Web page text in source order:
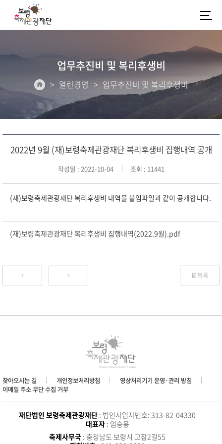
업무추진비 및 복리후생비
열린경영 업무추진비 및 복리후생비
2022년 9월 (재)보령축제관광재단 복리후생비 집행내역 공개
작성일 : 2022-10-04 조회 : 11441
(재)보령축제관광재단 복리후생비 내역을 붙임파일과 같이 공개합니다.
(재)보령축제관광재단 복리후생비 집행내역(2022.9월).pdf
목록
찾아오시는 길 개인정보처리방침
영상처리기기 운영·관리 방침
이메일 주소 무단 수집 거부
재단법인 보령축제관광재단 : 법인사업자번호: 313-82-04330
대표자: 엄승용
축제사무국 : 충청남도 보령시 고잠2길55